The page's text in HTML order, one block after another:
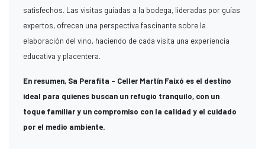
satisfechos. Las visitas guiadas a la bodega, lideradas por guías
expertos, ofrecen una perspectiva fascinante sobre la
elaboración del vino, haciendo de cada visita una experiencia
educativa y placentera.
En resumen, Sa Perafita - Celler Martín Faixó es el destino
ideal para quienes buscan un refugio tranquilo, con un
toque familiar y un compromiso con la calidad y el cuidado
por el medio ambiente.